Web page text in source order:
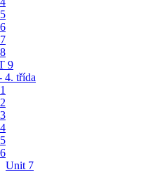
9
4. třída
Unit 7